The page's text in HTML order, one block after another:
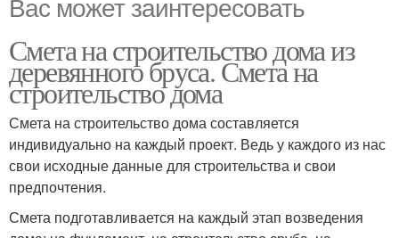
Смета на строительство дома из
деревянного бруса. Смета на
строительство дома
Смета на строительство дома составляется
индивидуально на каждый проект. Ведь у каждого из нас
свои исходные данные для строительства и свои
предпочтения.
Смета подготавливается на каждый этап возведения